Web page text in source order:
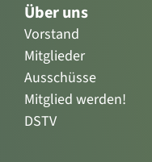
Über uns
Vorstand
Mitglieder
Ausschüsse
Mitglied werden!
DSTV